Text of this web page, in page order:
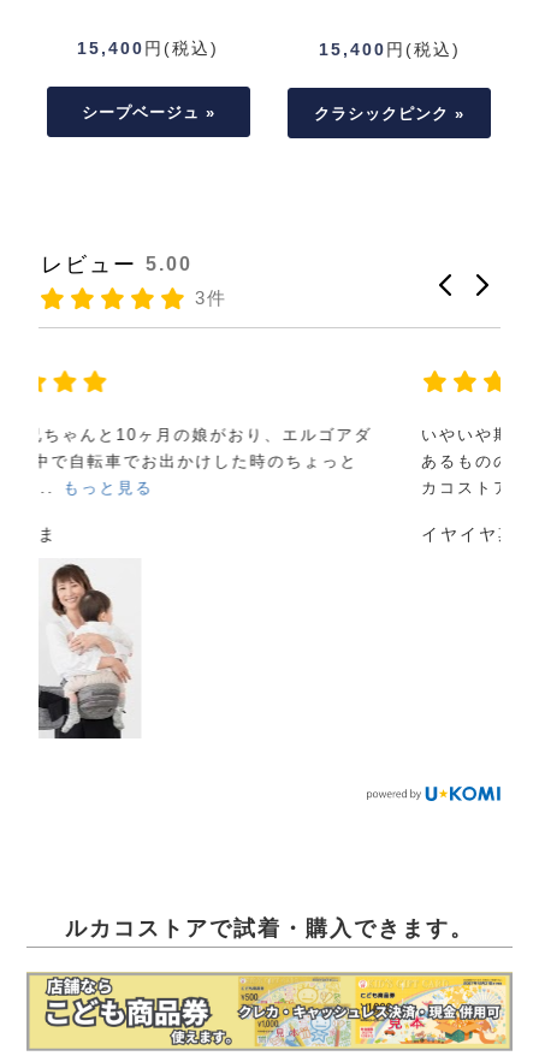
15,400円(税込)
シープベージュ »
15,400円(税込)
クラシックピンク »
レビュー
5.00
3件
いやいや期の2歳の息子と今は簡易的なだっこ紐は
あるものの嫌がるのでヒップシートが欲しくてル
カコストア...
ルカコストアで試着・購入できます。